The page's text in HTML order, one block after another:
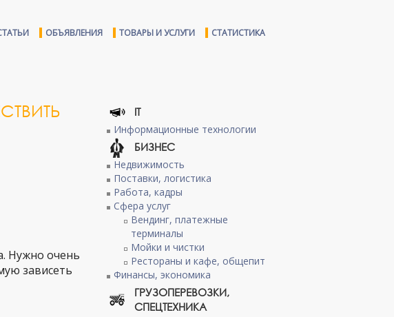
ОБЪЯВЛЕНИЯ ТОВАРЫ И УСЛУГИ СТАТИСТИКА
Нужно очень
зависеть
IT
Информационные технологии
БИЗНЕС
Недвижимость
Поставки, логистика
Работа, кадры
Сфера услуг
Вендинг, платежные
терминалы
Мойки и чистки
Рестораны и кафе, общепит
Финансы, экономика
ГРУЗОПЕРЕВОЗКИ,
СПЕЦТЕХНИКА